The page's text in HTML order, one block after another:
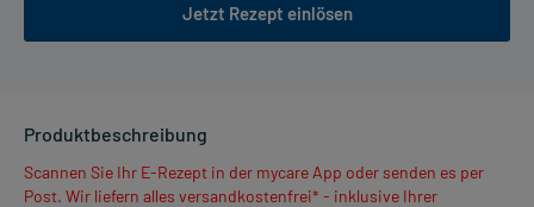
Jetzt Rezept einlösen
Produktbeschreibung
Scannen Sie Ihr E-Rezept in der mycare App oder senden es per
Post. Wir liefern alles versandkostenfrei* - inklusive Ihrer